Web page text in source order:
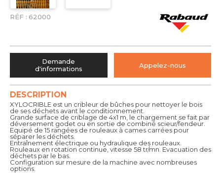
RÉF : 62000
DESCRIPTION
XYLOCRIBLE est un cribleur de bûches pour nettoyer le bois
de ses déchets avant le conditionnement.
Grande surface de criblage de 4x1 m, le chargement se fait par
déversement godet ou en sortie de combiné scieur/fendeur.
Equipé de 15 rangées de rouleaux à cames carrées pour
séparer les déchets.
Entraînement électrique ou hydraulique des rouleaux.
Rouleaux en rotation continue, vitesse 58 tr/mn. Evacuation des
déchets par le bas.
Configuration sur mesure de la machine avec nombreuses
options.
Demande
d'informations
Appelez-nous